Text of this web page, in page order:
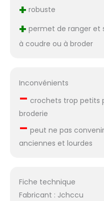
+ robuste
+ permet de ranger et
à coudre ou à broder
Inconvénients
– crochets trop petits
broderie
– peut ne pas
anciennes et lourdes
Fiche technique
Fabricant : Jchccu